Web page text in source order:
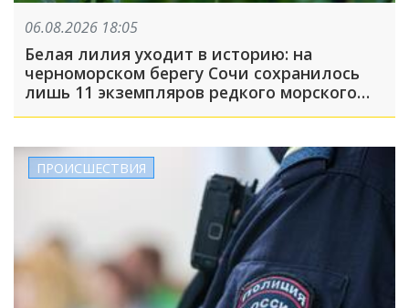
06.08.2026 18:05
Белая лилия уходит в историю: на
черноморском берегу Сочи сохранилось
лишь 11 экземпляров редкого морского
ПРОИСШЕСТВИЯ